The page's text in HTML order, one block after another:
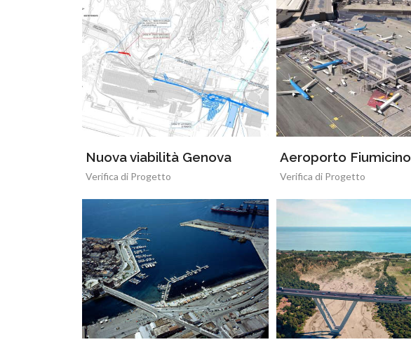
Nuova viabilità Genova
Verifica di Progetto
Aeroporto Fiumicino
Verifica di Progetto